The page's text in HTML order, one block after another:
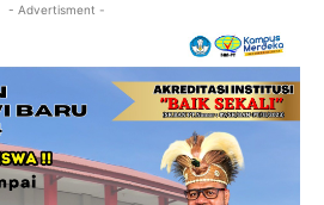
- Advertisment -